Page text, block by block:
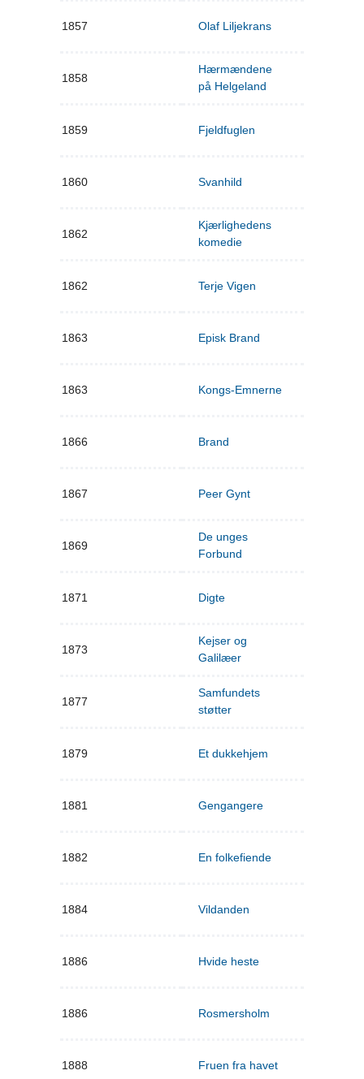
1857 Olaf Liljekrans
1858
Hærmændene
på Helgeland
1859 Fjeldfuglen
1860 Svanhild
1862
Kjærlighedens
komedie
1862 Terje Vigen
1863 Episk Brand
1863 Kongs-Emnerne
1866 Brand
1867 Peer Gynt
1869
De unges
Forbund
1871 Digte
1873
Kejser og
Galilæer
1877
Samfundets
støtter
1879 Et dukkehjem
1881 Gengangere
1882 En folkefiende
1884 Vildanden
1886 Hvide heste
1886 Rosmersholm
1888 Fruen fra havet